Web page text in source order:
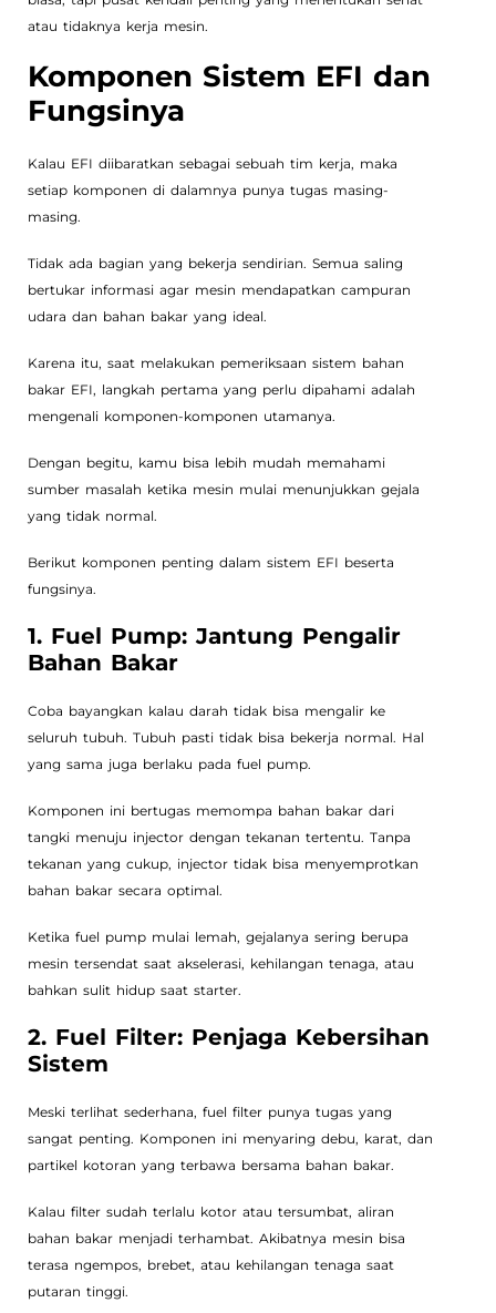
atau tidaknya kerja mesin.
Komponen Sistem EFI dan
Fungsinya
Kalau EFI diibaratkan sebagai sebuah tim kerja, maka
setiap komponen di dalamnya punya tugas masing-
masing.
Tidak ada bagian yang bekerja sendirian. Semua saling
bertukar informasi agar mesin mendapatkan campuran
udara dan bahan bakar yang ideal.
Karena itu, saat melakukan pemeriksaan sistem bahan
bakar EFI, langkah pertama yang perlu dipahami adalah
mengenali komponen-komponen utamanya.
Dengan begitu, kamu bisa lebih mudah memahami
sumber masalah ketika mesin mulai menunjukkan gejala
yang tidak normal.
Berikut komponen penting dalam sistem EFI beserta
fungsinya.
1. Fuel Pump: Jantung Pengalir
Bahan Bakar
Coba bayangkan kalau darah tidak bisa mengalir ke
seluruh tubuh. Tubuh pasti tidak bisa bekerja normal. Hal
yang sama juga berlaku pada fuel pump.
Komponen ini bertugas memompa bahan bakar dari
tangki menuju injector dengan tekanan tertentu. Tanpa
tekanan yang cukup, injector tidak bisa menyemprotkan
bahan bakar secara optimal.
Ketika fuel pump mulai lemah, gejalanya sering berupa
mesin tersendat saat akselerasi, kehilangan tenaga, atau
bahkan sulit hidup saat starter.
2. Fuel Filter: Penjaga Kebersihan
Sistem
Meski terlihat sederhana, fuel filter punya tugas yang
sangat penting. Komponen ini menyaring debu, karat, dan
partikel kotoran yang terbawa bersama bahan bakar.
Kalau filter sudah terlalu kotor atau tersumbat, aliran
bahan bakar menjadi terhambat. Akibatnya mesin bisa
terasa ngempos, brebet, atau kehilangan tenaga saat
putaran tinggi.